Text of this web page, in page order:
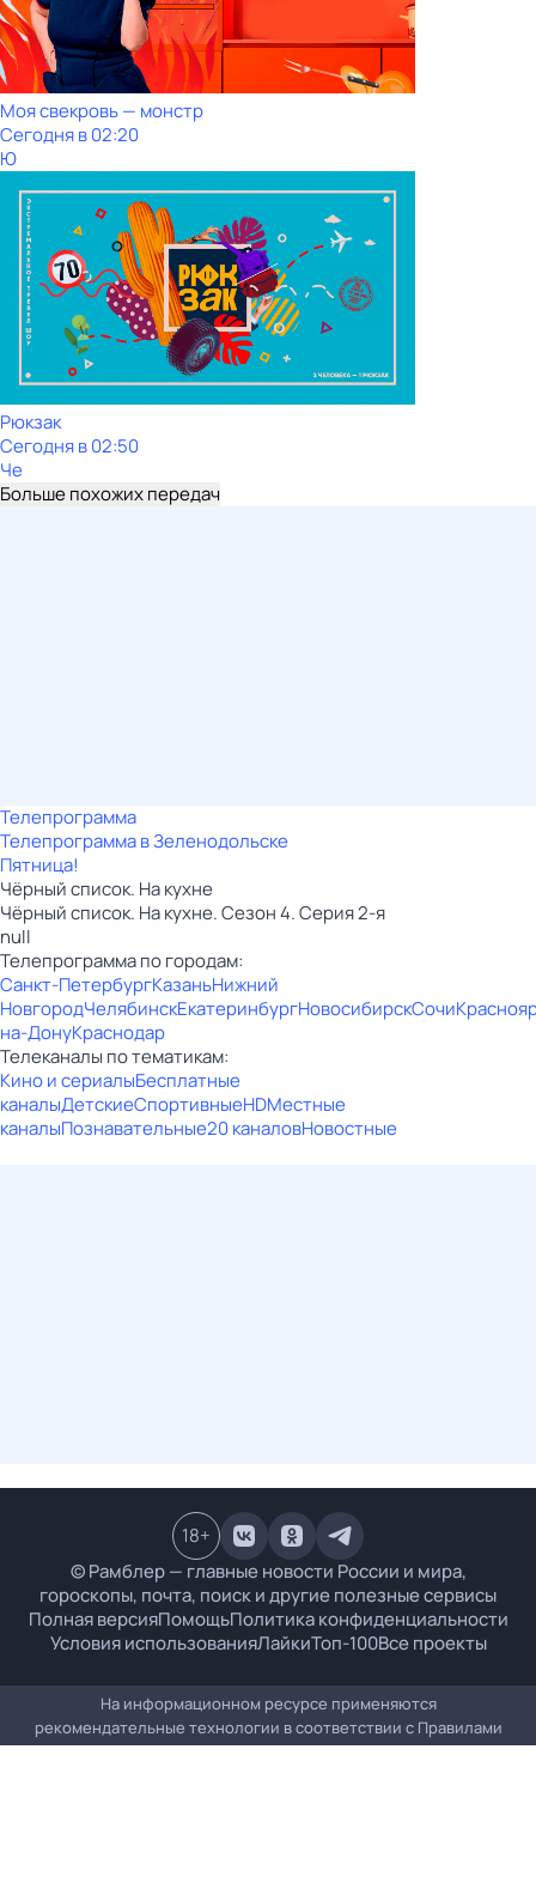
Моя свекровь — монстр
Сегодня в 02:20
Ю
Рюкзак
Сегодня в 02:50
Че
Больше похожих передач
Телепрограмма
Телепрограмма в Зеленодольске
Пятница!
Чёрный список. На кухне
Чёрный список. На кухне. Сезон 4. Серия 2-я
null
Телепрограмма по городам:
Санкт-ПетербургКазаньНижний
НовгородЧелябинскЕкатеринбургНовосибирскСочи
на-ДонуКраснодар
Телеканалы по тематикам:
Кино и сериалыБесплатные
каналыДетскиеСпортивныеHDМестные
каналыПознавательные20 каналовНовостные
© Рамблер — главные новости России и мира,
гороскопы, почта, поиск и другие полезные сервисы
Полная версияПомощьПолитика конфиденциальности
Условия использованияЛайкиТоп-100Все проекты
18+
На информационном ресурсе применяются
рекомендательные технологии в соответствии с Правилами